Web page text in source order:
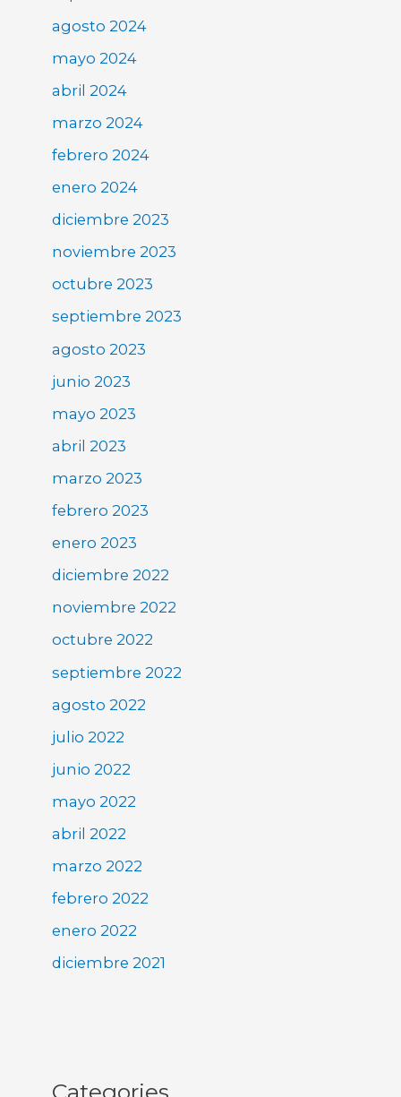
agosto 2024
mayo 2024
abril 2024
marzo 2024
febrero 2024
enero 2024
diciembre 2023
noviembre 2023
octubre 2023
septiembre 2023
agosto 2023
junio 2023
mayo 2023
abril 2023
marzo 2023
febrero 2023
enero 2023
diciembre 2022
noviembre 2022
octubre 2022
septiembre 2022
agosto 2022
julio 2022
junio 2022
mayo 2022
abril 2022
marzo 2022
febrero 2022
enero 2022
diciembre 2021
Categories